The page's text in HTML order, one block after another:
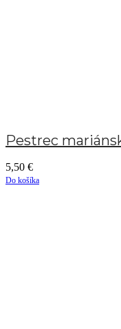
Pestrec
5,50 €
Do košíka